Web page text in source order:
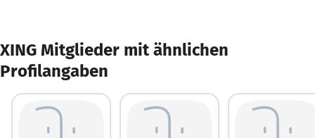
XING Mitglieder mit ähnlichen
Profilangaben